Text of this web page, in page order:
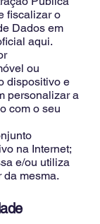
fiscalizar o
Dados em
aqui.
ou
dispositivo e
personalizar a
com o seu
na Internet;
e/ou utiliza
mesma.